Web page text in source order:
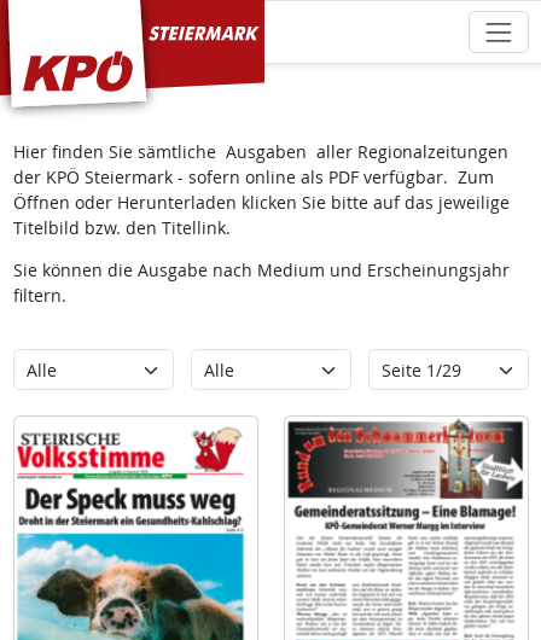
KPÖ Steiermark
Hier finden Sie sämtliche Ausgaben aller Regionalzeitungen
der KPÖ Steiermark - sofern online als PDF verfügbar. Zum
Öffnen oder Herunterladen klicken Sie bitte auf das jeweilige
Titelbild bzw. den Titellink.
Sie können die Ausgabe nach Medium und Erscheinungsjahr
filtern.
Kategorie Erscheinungsjahr Seite